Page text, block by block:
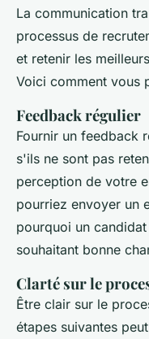
La communication
processus de
et retenir les
Voici comment vous
Feedback régulier
Fournir un feedback
s'ils ne sont pas
perception de votre
pourriez envoyer un
pourquoi un
souhaitant bonne
Clarté sur le
Être clair sur le
étapes suivantes